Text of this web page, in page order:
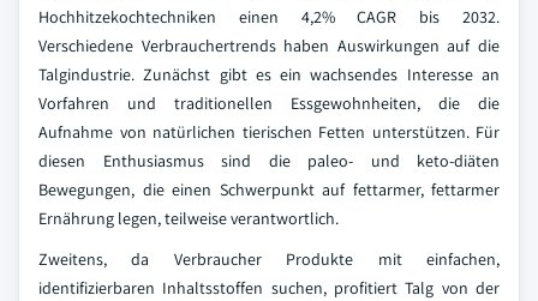
Hochhitzekochtechniken einen 4,2% CAGR bis 2032.
Verschiedene Verbrauchertrends haben Auswirkungen auf die
Talgindustrie. Zunächst gibt es ein wachsendes Interesse an
Vorfahren und traditionellen Essgewohnheiten, die die
Aufnahme von natürlichen tierischen Fetten unterstützen. Für
diesen Enthusiasmus sind die paleo- und keto-diäten
Bewegungen, die einen Schwerpunkt auf fettarmer, fettarmer
Ernährung legen, teilweise verantwortlich.
Zweitens, da Verbraucher Produkte mit einfachen,
identifizierbaren Inhaltsstoffen suchen, profitiert Talg von der